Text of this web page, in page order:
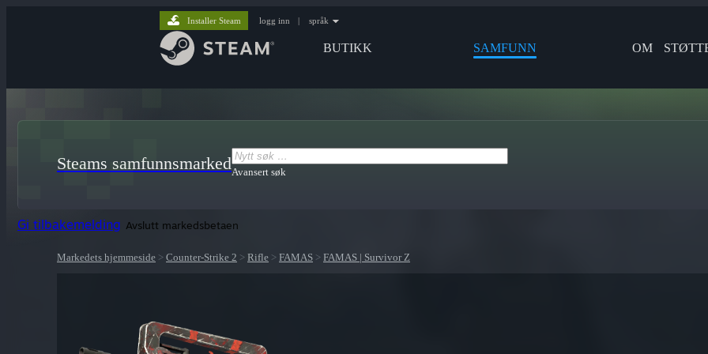
BUTIKK SAMFUNN OM
Installer Steam logg inn | språk
Steams samfunnsmarkedAvansert søk
Gi tilbakemelding Avslutt markedsbetaen
Markedets hjemmeside > Counter-Strike 2 > Rifle > FAMAS > FAMAS | Survivor Z